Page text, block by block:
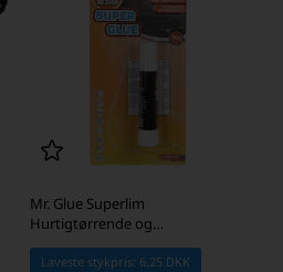
Mr. Glue Superlim
Hurtigtørrende og
Tyndtflydende Sekundlim, 2 g
Laveste stykpris: 6,25 DKK